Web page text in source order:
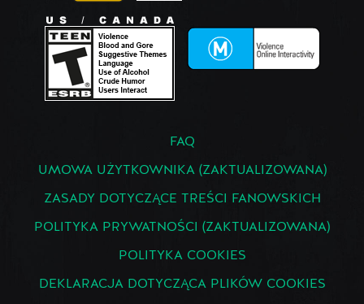
FAQ
UMOWA UŻYTKOWNIKA (ZAKTUALIZOWANA)
ZASADY DOTYCZĄCE TREŚCI FANOWSKICH
POLITYKA PRYWATNOŚCI (ZAKTUALIZOWANA)
POLITYKA COOKIES
DEKLARACJA DOTYCZĄCA PLIKÓW COOKIES